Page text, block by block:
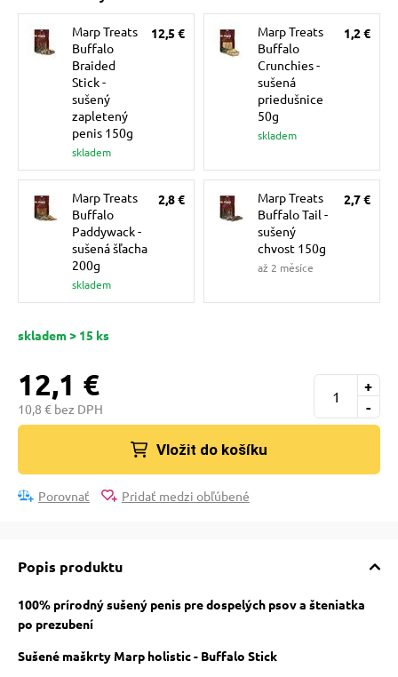
mačky
Marp Treats
Buffalo
Braided
Stick -
sušený
zapletený
penis 150g
skladem
12,5 €
Marp Treats
Buffalo
Crunchies -
sušená
priedušnice
50g
skladem
1,2 €
Marp Treats
Buffalo
Paddywack -
sušená šľacha
200g
skladem
2,8 €
Marp Treats
Buffalo Tail -
sušený
chvost 150g
až 2 měsíce
2,7 €
skladem > 15 ks
12,1 €
10,8 € bez DPH -
+
Vložit do košíku
Porovnať Pridať medzi obľúbené
Popis produktu
100% prírodný sušený penis pre dospelých psov a šteniatka
po prezubení
Sušené maškrty Marp holistic - Buffalo Stick